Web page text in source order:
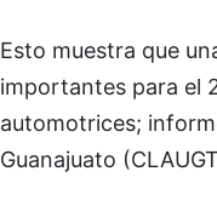
Esto muestra que
importantes para el
automotrices;
Guanajuato